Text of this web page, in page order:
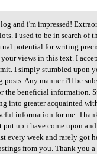
and i'm impressed!
I used to be in search of
potential for writing
views in this text. I
I simply stumbled upon
Any manner i'll be
the beneficial information.
into greater acquainted
information for me.
up i have come upon
every week and rarely got
from you. Thank you